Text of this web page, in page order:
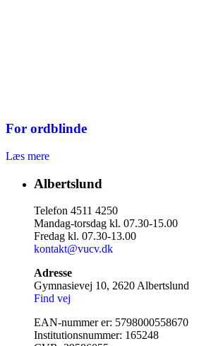
For ordblinde
Læs mere
Albertslund
Telefon 4511 4250
Mandag-torsdag kl. 07.30-15.00
Fredag kl. 07.30-13.00
kontakt@vucv.dk
Adresse
Gymnasievej 10, 2620 Albertslund
Find vej
EAN-nummer er: 5798000558670
Institutionsnummer: 165248